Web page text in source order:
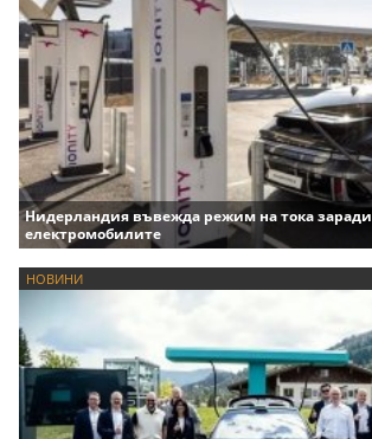
Нидерландия въвежда режим на тока заради
електромобилите
НОВИНИ